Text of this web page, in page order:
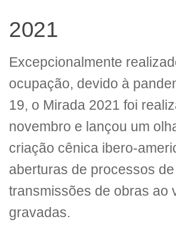
2021
Excepcionalmente
ocupação, devido à
19, o Mirada 2021 foi
novembro e lançou um
criação cênica ibero-
aberturas de processos
transmissões de obras ao
gravadas.